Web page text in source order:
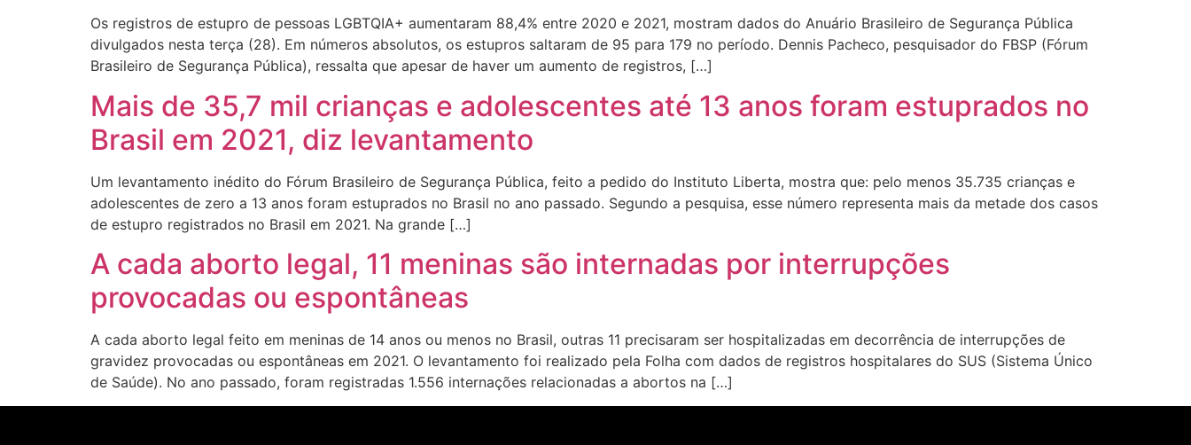
Os registros de estupro de pessoas LGBTQIA+ aumentaram 88,4% entre 2020 e 2021, mostram dados do Anuário Brasileiro de Segurança Pública
divulgados nesta terça (28). Em números absolutos, os estupros saltaram de 95 para 179 no período. Dennis Pacheco, pesquisador do FBSP (Fórum
Brasileiro de Segurança Pública), ressalta que apesar de haver um aumento de registros, […]
Mais de 35,7 mil crianças e adolescentes até 13 anos foram estuprados no
Brasil em 2021, diz levantamento
Um levantamento inédito do Fórum Brasileiro de Segurança Pública, feito a pedido do Instituto Liberta, mostra que: pelo menos 35.735 crianças e
adolescentes de zero a 13 anos foram estuprados no Brasil no ano passado. Segundo a pesquisa, esse número representa mais da metade dos casos
de estupro registrados no Brasil em 2021. Na grande […]
A cada aborto legal, 11 meninas são internadas por interrupções
provocadas ou espontâneas
A cada aborto legal feito em meninas de 14 anos ou menos no Brasil, outras 11 precisaram ser hospitalizadas em decorrência de interrupções de
gravidez provocadas ou espontâneas em 2021. O levantamento foi realizado pela Folha com dados de registros hospitalares do SUS (Sistema Único
de Saúde). No ano passado, foram registradas 1.556 internações relacionadas a abortos na […]